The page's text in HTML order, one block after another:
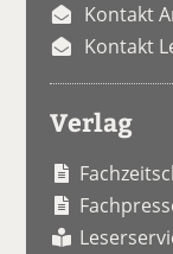
Kontakt
Kontakt
Verlag